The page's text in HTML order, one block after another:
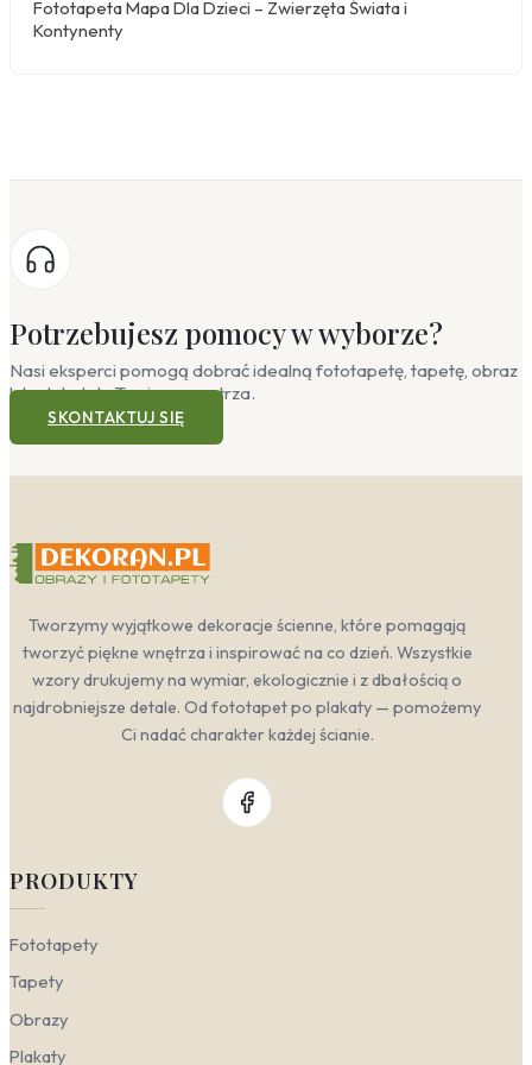
W pokoju dziecka warto postawić na aspekt
edukacyjny i zabawę formą. Fototapeta z mapą dla
minimalistycznym wydaniu wybierz mapę w formie
drewna.
Mapy — w jakich pomieszczeniach
sprawdzi się najlepiej?
Dekoracja inspirowana kartografią to nie tylko
dodatek, ale sposób na nadanie wnętrzu charakteru i
głębi. W zależności od pomieszczenia, mapa na ścianie
może pełnić rolę stonowanego tła, edukacyjnego
aranżacji swojego domu.
Salon — w przestrzeni dziennej mapa świata w
nowoczesnym stylu doskonale kontrastuje z bielą
ścian i betonem, nadając wnętrzu dynamicznego,
odkrywczego charakteru. To idealne tło dla strefy
wypoczynku, które inspiruje do planowania
kolejnych podróży i ożywia rozmowy z gośćmi.
Gabinet— w domowym biurze fototapeta z
tonacji sprzyja koncentracji i buduje
profesjonalny, a zarazem inspirujący nastrój. Taki
motyw świetnie komponuje się z drewnianymi
do nauki i odkrywania.
sposób na pobudzenie ciekawości świata.
Fototapeta Mapa Dla Dzieci – Zwierzęta Świata i
Kontynenty
Potrzebujesz pomocy w wyborze?
Nasi eksperci pomogą dobrać idealną fototapetę, tapetę, obraz
lub plakat do Twojego wnętrza.
SKONTAKTUJ SIĘ
Tworzymy wyjątkowe dekoracje ścienne, które pomagają
tworzyć piękne wnętrza i inspirować na co dzień. Wszystkie
wzory drukujemy na wymiar, ekologicznie i z dbałością o
najdrobniejsze detale. Od fototapet po plakaty — pomożemy
Ci nadać charakter każdej ścianie.
PRODUKTY
Fototapety
Tapety
Obrazy
Plakaty